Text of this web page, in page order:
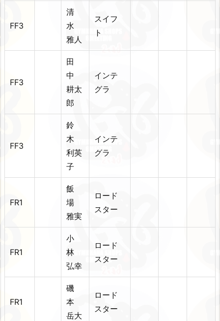
FF3
清
水
雅人
スイフ
ト
FF3
田
中
耕太
郎
インテ
グラ
FF3
鈴
木
利英
子
インテ
グラ
FR1
飯
場
雅実
ロード
スター
FR1
小
林
弘幸
ロード
スター
FR1
磯
本
岳大
ロード
スター